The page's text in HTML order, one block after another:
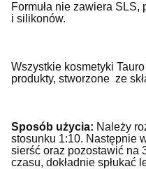
Formuła nie zawiera
i silikonów.
Wszystkie kosmetyki
produkty, stworzone ze
Sposób użycia: Należy
stosunku 1:10. Następnie
sierść oraz pozostawić na
czasu, dokładnie spłukać